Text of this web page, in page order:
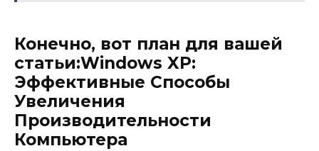
Конечно, вот план для вашей
статьи:Windows XP:
Эффективные Способы
Увеличения
Производительности
Компьютера